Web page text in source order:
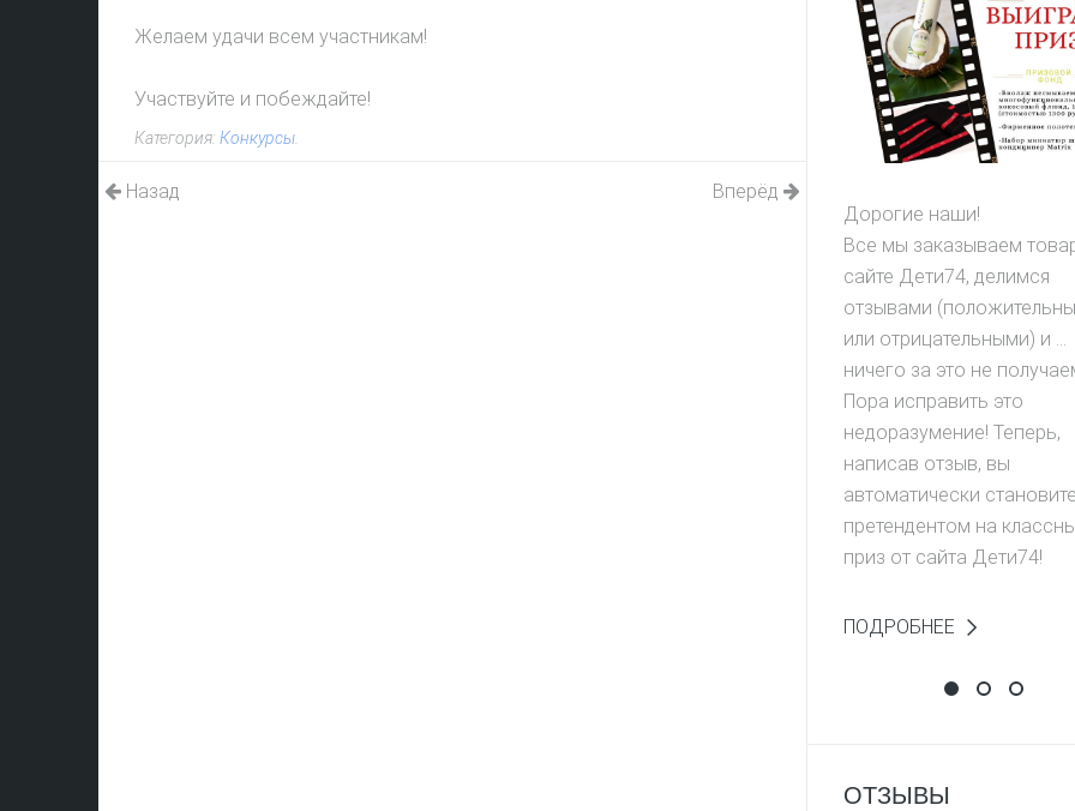
Желаем удачи всем участникам!
Участвуйте и побеждайте!
Категория: Конкурсы
Назад Вперёд
Дорогие наши!
Все мы заказываем
сайте Дети74, делимся
отзывами
или отрицательными) и ...
ничего за это не
Пора исправить это
недоразумение! Теперь,
написав отзыв, вы
автоматически
претендентом на
приз от сайта Дети74!
ПОДРОБНЕЕ
НАПИШИВыиграй
ОТЗЫВЫ